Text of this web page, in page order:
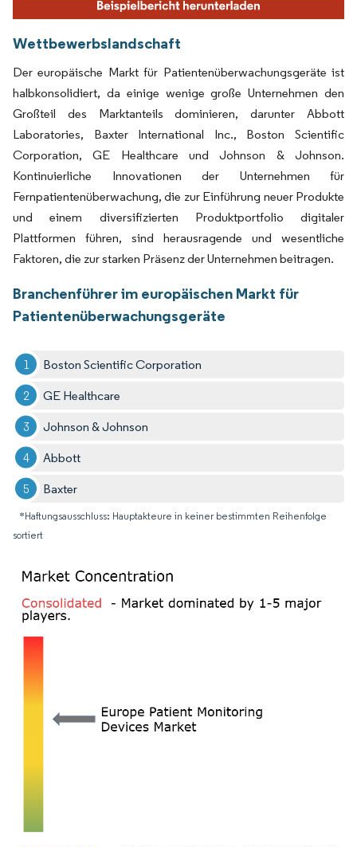
Wettbewerbslandschaft
Der europäische Markt für Patientenüberwachungsgeräte ist
halbkonsolidiert, da einige wenige große Unternehmen den
Großteil des Marktanteils dominieren, darunter Abbott
Laboratories, Baxter International Inc., Boston Scientific
Corporation, GE Healthcare und Johnson & Johnson.
Kontinuierliche Innovationen der Unternehmen für
Fernpatientenüberwachung, die zur Einführung neuer Produkte
und einem diversifizierten Produktportfolio digitaler
Plattformen führen, sind herausragende und wesentliche
Faktoren, die zur starken Präsenz der Unternehmen beitragen.
Branchenführer im europäischen Markt für
Patientenüberwachungsgeräte
Boston Scientific Corporation
GE Healthcare
Johnson & Johnson
Abbott
Baxter
*Haftungsausschluss: Hauptakteure in keiner bestimmten Reihenfolge
sortiert